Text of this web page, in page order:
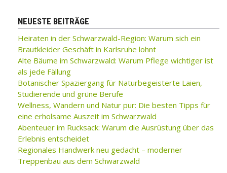
NEUESTE BEITRÄGE
Heiraten in der Schwarzwald-Region: Warum sich ein
Brautkleider Geschäft in Karlsruhe lohnt
Alte Bäume im Schwarzwald: Warum Pflege wichtiger ist
als jede Fällung
Botanischer Spaziergang für Naturbegeisterte Laien,
Studierende und grüne Berufe
Wellness, Wandern und Natur pur: Die besten Tipps für
eine erholsame Auszeit im Schwarzwald
Abenteuer im Rucksack: Warum die Ausrüstung über das
Erlebnis entscheidet
Regionales Handwerk neu gedacht – moderner
Treppenbau aus dem Schwarzwald